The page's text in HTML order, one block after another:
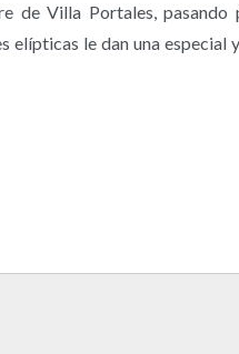
Villa Portales, pasando
elípticas le dan una